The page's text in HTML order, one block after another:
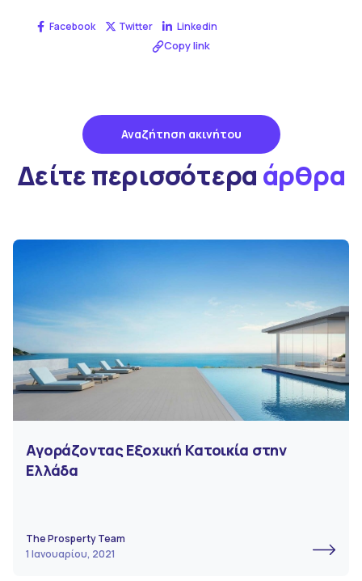
Facebook Twitter Linkedin
Copy link
Αναζήτηση ακινήτου
Δείτε περισσότερα άρθρα
Αγοράζοντας Εξοχική Κατοικία στην
Ελλάδα
The Prosperty Team
1 Ιανουαρίου, 2021